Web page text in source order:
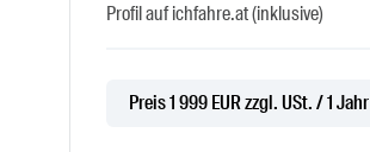
Profil auf ichfahre.at (inklusive)
Preis 1 999 EUR zzgl. USt. / 1 Jahr